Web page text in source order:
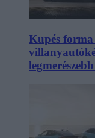
Kupés